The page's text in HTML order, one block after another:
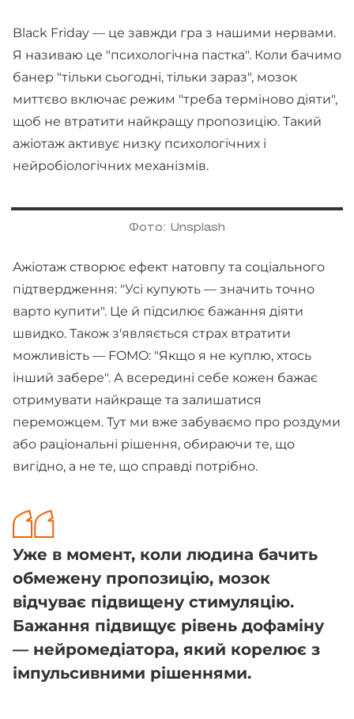
Black Friday — це завжди гра з нашими нервами.
Я називаю це "психологічна пастка". Коли бачимо
банер "тільки сьогодні, тільки зараз", мозок
миттєво включає режим "треба терміново діяти",
щоб не втратити найкращу пропозицію. Такий
ажіотаж активує низку психологічних і
нейробіологічних механізмів.
Фото: Unsplash
Ажіотаж створює ефект натовпу та соціального
підтвердження: "Усі купують — значить точно
варто купити". Це й підсилює бажання діяти
швидко. Також з'являється страх втратити
можливість — FOMO: "Якщо я не куплю, хтось
інший забере". А всередині себе кожен бажає
отримувати найкраще та залишатися
переможцем. Тут ми вже забуваємо про роздуми
або раціональні рішення, обираючи те, що
вигідно, а не те, що справді потрібно.
Уже в момент, коли людина бачить
обмежену пропозицію, мозок
відчуває підвищену стимуляцію.
Бажання підвищує рівень дофаміну
— нейромедіатора, який корелює з
імпульсивними рішеннями.